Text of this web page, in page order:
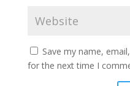
Save my name,
for the next time I